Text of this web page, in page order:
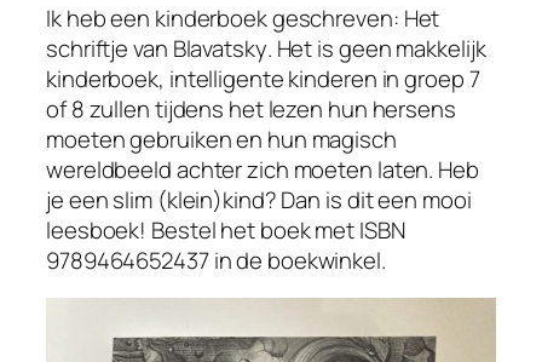
Ik heb een kinderboek geschreven: Het
schriftje van Blavatsky. Het is geen makkelijk
kinderboek, intelligente kinderen in groep 7
of 8 zullen tijdens het lezen hun hersens
moeten gebruiken en hun magisch
wereldbeeld achter zich moeten laten. Heb
je een slim (klein)kind? Dan is dit een mooi
leesboek! Bestel het boek met ISBN
9789464652437 in de boekwinkel.